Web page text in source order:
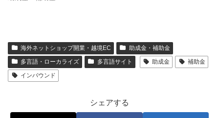
海外ネットショップ開業・越境EC
助成金・補助金
多言語・ローカライズ
多言語サイト 助成金
補助金
インバウンド
シェアする